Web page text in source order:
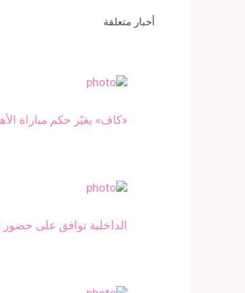
أخبار متعلقة
«كاف» يغيّر حكم مباراة
الداخلية توافق على حضور 40 ألف مشجع لمباراة الأهلي والنجم